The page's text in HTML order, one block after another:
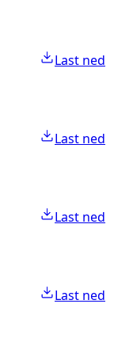
Last ned
Last ned
Last ned
Last ned